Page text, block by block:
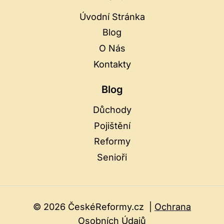
Úvodní Stránka
Blog
O Nás
Kontakty
Blog
Důchody
Pojištění
Reformy
Senioři
© 2026 ČeskéReformy.cz | Ochrana
Osobních Údajů